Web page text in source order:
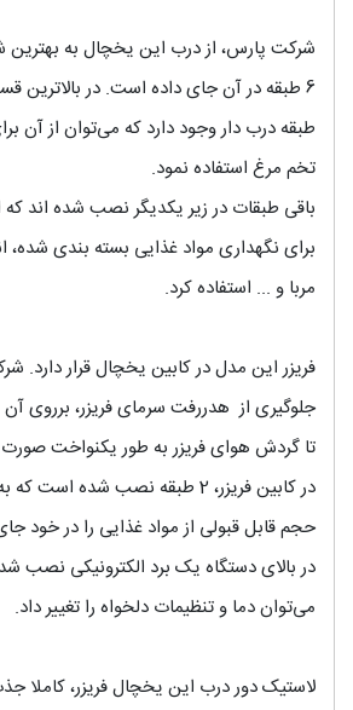
شرکت پارس، از درب این یخچال به بهترین
6 طبقه در آن جای داده است. در
طبقه درب دار وجود دارد که می‌توان از آن
تخم مرغ استفاده نمود.
باقی طبقات در زیر یکدیگر نصب شده اند
برای نگهداری مواد غذایی بسته بندی
مربا و ... استفاده کرد.
فریزر این مدل در کابین یخچال قرار دارد.
جلوگیری از هدررفت سرمای فریزر، برروی
تا گردش هوای فریزر به طور یکنواخت صورت
در کابین فریزر، 2 طبقه نصب شده
حجم قابل قبولی از مواد غذایی را در خود
در بالای دستگاه یک برد الکترونیکی نصب
می‌توان دما و تنظیمات دلخواه را تغییر داد.
لاستیک دور درب این یخچال فریزر، کاملا